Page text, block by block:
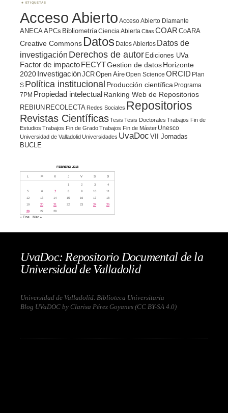
ETIQUETAS
Acceso Abierto Acceso Abierto Diamante
ANECAAPCs BibliometríaCiencia Abierta Citas COAR CoARA
Creative Commons Datos Datos Abiertos Datos de
investigación Derechos de autor Ediciones UVa
Factor de impacto FECYTGestion de datosHorizonte
2020 InvestigaciónJCROpen AireOpen Science ORCID Plan
S Política institucional Producción científica Programa
7PM Propiedad intelectualRanking Web de Repositorios
REBIUN RECOLECTA Redes Sociales Repositorios
Revistas CientíficasTesis Tesis Doctorales Trabajos Fin de
Estudios Trabajos Fin de GradoTrabajos Fin de Máster Unesco
Universidad de Valladolid Universidades UvaDoc VII Jornadas
BUCLE
FEBRERO 2018
L M X J V S D
1 2 3
4
5
6 7 8 9 10
11
12
13 14 15 16 17
18
19
20 21 22 23 24
25
26
27 28
« Ene Mar »
UvaDoc: Repositorio Documental de la
Universidad de Valladolid
Universidad de Valladolid. Biblioteca Universitaria
Blog UVaDOC by Clarisa Pérez Goyanes (CC BY-SA 4.0)